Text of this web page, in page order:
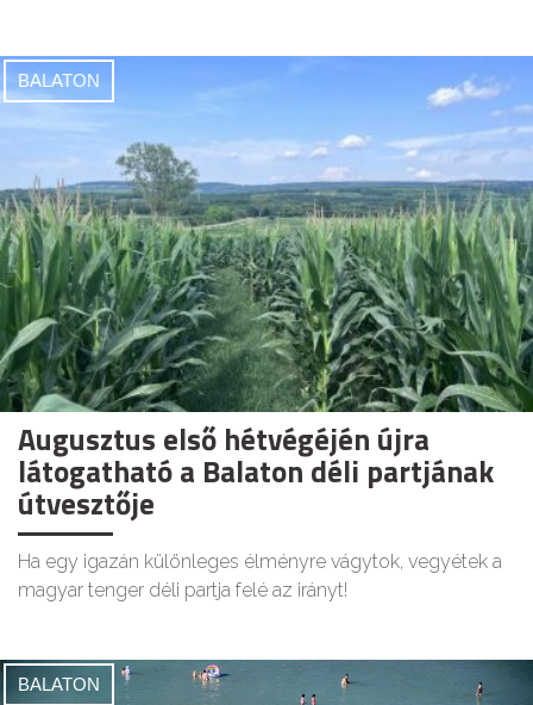
BALATON
Augusztus első hétvégéjén újra
látogatható a Balaton déli partjának
útvesztője
Ha egy igazán különleges élményre vágytok, vegyétek a
magyar tenger déli partja felé az irányt!
BALATON